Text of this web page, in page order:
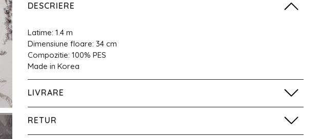
DESCRIERE
Latime: 1.4 m
Dimensiune floare: 34 cm
Compozitie: 100% PES
Made in Korea
LIVRARE
RETUR